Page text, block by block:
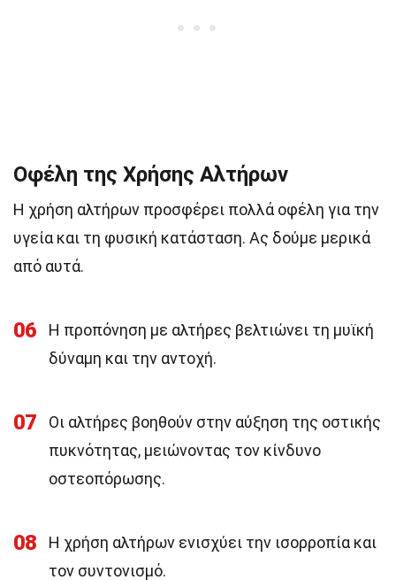
Οφέλη της Χρήσης Αλτήρων
Η χρήση αλτήρων προσφέρει πολλά οφέλη για την
υγεία και τη φυσική κατάσταση. Ας δούμε μερικά
από αυτά.
06
Η προπόνηση με αλτήρες βελτιώνει τη μυϊκή
δύναμη και την αντοχή.
07
Οι αλτήρες βοηθούν στην αύξηση της οστικής
πυκνότητας, μειώνοντας τον κίνδυνο
οστεοπόρωσης.
08
Η χρήση αλτήρων ενισχύει την ισορροπία και
τον συντονισμό.